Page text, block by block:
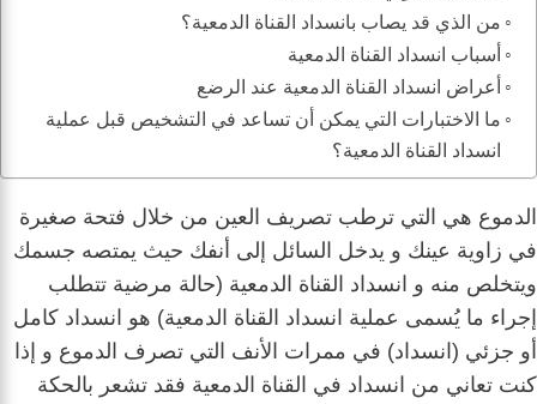
من الذي قد يصاب بانسداد القناة الدمعية؟
أسباب انسداد القناة الدمعية
أعراض انسداد القناة الدمعية عند الرضع
ما الاختبارات التي يمكن أن تساعد في التشخيص قبل عملية
انسداد القناة الدمعية؟
الدموع هي التي ترطب تصريف العين من خلال فتحة صغيرة
في زاوية عينك و يدخل السائل إلى أنفك حيث يمتصه جسمك
ويتخلص منه و انسداد القناة الدمعية (حالة مرضية تتطلب
إجراء ما يُسمى عملية انسداد القناة الدمعية) هو انسداد كامل
أو جزئي (انسداد) في ممرات الأنف التي تصرف الدموع و إذا
كنت تعاني من انسداد في القناة الدمعية فقد تشعر بالحكة